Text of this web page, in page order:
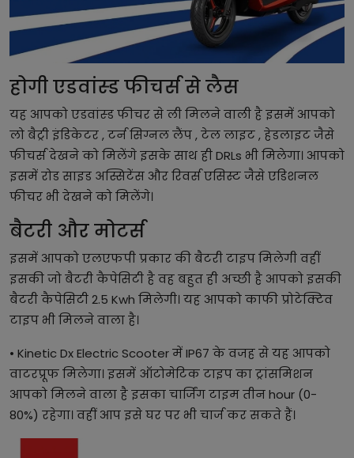
होगी एडवांस्ड फीचर्स से लैस
यह आपको एडवांस्ड फीचर से ली मिलने वाली है इसमें आपको
लो बैट्री इंडिकेटर , टर्न सिग्नल लैंप , टेल लाइट , हेडलाइट जैसे
फीचर्स देखने को मिलेंगे इसके साथ ही DRLs भी मिलेगा। आपको
इसमें रोड साइड अस्सिटेंस और रिवर्स एसिस्ट जैसे एडिशनल
फीचर भी देखने को मिलेंगे।
बैटरी और मोटर्स
इसमें आपको एलएफपी प्रकार की बैटरी टाइप मिलेगी वहीं
इसकी जो बैटरी कैपेसिटी है वह बहुत ही अच्छी है आपको इसकी
बैटरी कैपेसिटी 2.5 Kwh मिलेगी। यह आपको काफी प्रोटेक्टिव
टाइप भी मिलने वाला है।
• Kinetic Dx Electric Scooter में IP67 के वजह से यह आपको
वाटरप्रूफ मिलेगा। इसमें ऑटोमेटिक टाइप का ट्रांसमिशन
आपको मिलने वाला है इसका चार्जिंग टाइम तीन hour (0-
80%) रहेगा। वहीं आप इसे घर पर भी चार्ज कर सकते हैं।